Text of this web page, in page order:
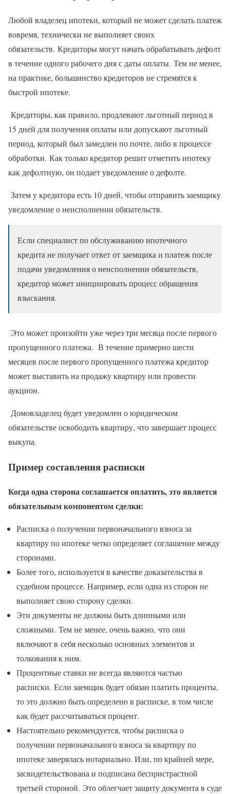
Любой владелец ипотеки, который не может сделать платеж
вовремя, технически не выполняет своих
обязательств. Кредиторы могут начать обрабатывать дефолт
в течение одного рабочего дня с даты оплаты. Тем не менее,
на практике, большинство кредиторов не стремятся к
быстрой ипотеке.
Кредиторы, как правило, продлевают льготный период в
15 дней для получения оплаты или допускают льготный
период, который был замедлен по почте, либо в процессе
обработки. Как только кредитор решит отметить ипотеку
как дефолтную, он подает уведомление о дефолте.
Затем у кредитора есть 10 дней, чтобы отправить заемщику
уведомление о неисполнении обязательств.
Если специалист по обслуживанию ипотечного
кредита не получает ответ от заемщика и платеж после
подачи уведомления о неисполнении обязательств,
кредитор может инициировать процесс обращения
взыскания.
Это может произойти уже через три месяца после первого
пропущенного платежа. В течение примерно шести
месяцев после первого пропущенного платежа кредитор
может выставить на продажу квартиру или провести
аукцион.
Домовладелец будет уведомлен о юридическом
обязательстве освободить квартиру, что завершает процесс
выкупа.
Пример составления расписки
Когда одна сторона соглашается оплатить, это является
обязательным компонентом сделки:
Расписка о получении первоначального взноса за
квартиру по ипотеке четко определяет соглашение между
сторонами.
Более того, используется в качестве доказательства в
судебном процессе. Например, если одна из сторон не
выполняет свою сторону сделки.
Эти документы не должны быть длинными или
сложными. Тем не менее, очень важно, что они
включают в себя несколько основных элементов и
толкования к ним.
Процентные ставки не всегда являются частью
расписки. Если заемщик будет обязан платить проценты,
то это должно быть определено в расписке, в том числе
как будет рассчитываться процент.
Настоятельно рекомендуется, чтобы расписка о
получении первоначального взноса за квартиру по
ипотеке заверялась нотариально. Или, по крайней мере,
засвидетельствована и подписана беспристрастной
третьей стороной. Это облегчает защиту документа в суде